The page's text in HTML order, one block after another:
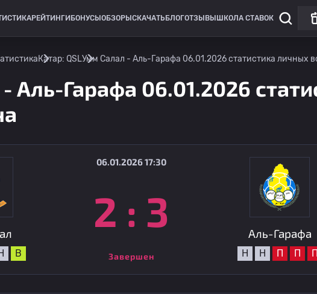
РЕЙТИНГИ БОНУСЫ ОБЗОРЫ СКАЧАТЬ БЛОГОТЗЫВЫ ШКОЛА СТАВОК
Катар: QSLУмм Салал - Аль-Гарафа 06.01.2026 статистика личных
Аль-Гарафа 06.01.2026
В
06.01.2026 17:30
2 : 3
Завершен
Аль-Гарафа
Н Н П П П
Чемпионат России:
Локомотив Москва
Акрон